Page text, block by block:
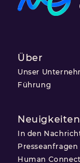
Über
Unser
Führung
Neuigkeiten
In den
Presseanfragen
Human